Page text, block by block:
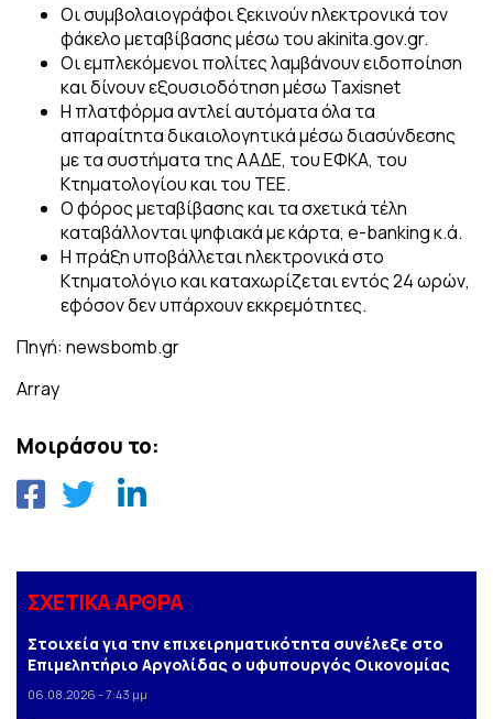
Οι συμβολαιογράφοι ξεκινούν ηλεκτρονικά τον
φάκελο μεταβίβασης μέσω του akinita.gov.gr.
Οι εμπλεκόμενοι πολίτες λαμβάνουν ειδοποίηση
και δίνουν εξουσιοδότηση μέσω Taxisnet
Η πλατφόρμα αντλεί αυτόματα όλα τα
απαραίτητα δικαιολογητικά μέσω διασύνδεσης
με τα συστήματα της ΑΑΔΕ, του ΕΦΚΑ, του
Κτηματολογίου και του ΤΕΕ.
Ο φόρος μεταβίβασης και τα σχετικά τέλη
καταβάλλονται ψηφιακά με κάρτα, e-banking κ.ά.
Η πράξη υποβάλλεται ηλεκτρονικά στο
Κτηματολόγιο και καταχωρίζεται εντός 24 ωρών,
εφόσον δεν υπάρχουν εκκρεμότητες.
Πηγή: newsbomb.gr
Array
Μοιράσου το:
ΣΧΕΤΙΚΑ ΑΡΘΡΑ
Στοιχεία για την επιχειρηματικότητα συνέλεξε στο
Επιμελητήριο Αργολίδας ο υφυπουργός Οικονομίας
06.08.2026 - 7:43 μμ